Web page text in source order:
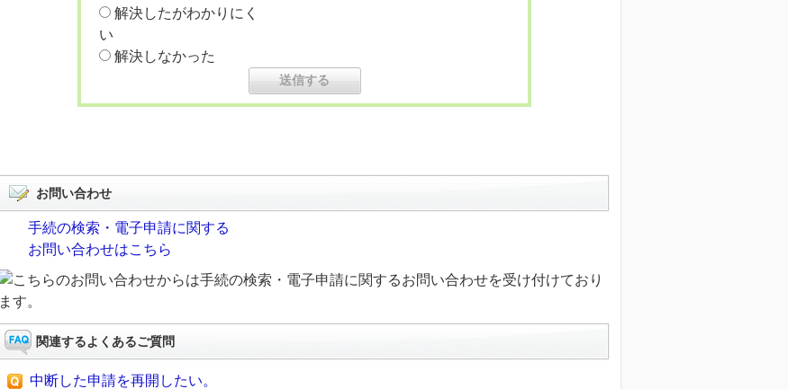
解決したがわかりにく
い
解決しなかった
お問い合わせ
手続の検索・電子申請に関する
お問い合わせはこちら
こちらのお問い合わせからは手続の検索・電子申請に関するお問い合わせを受け付けており
ます。
関連するよくあるご質問
中断した申請を再開したい。